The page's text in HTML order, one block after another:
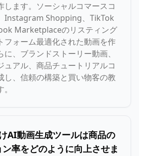
します。ソーシャルコマースコ
Instagram Shopping、TikTok
Marketplaceのリスティング
フォーム最適化された動画を作
、ブランドストーリー動画、
ュアル、商品チュートリアルコ
し、信頼の構築と買い物客の教
AI動画生成ツールは商品の
率をどのように向上させま